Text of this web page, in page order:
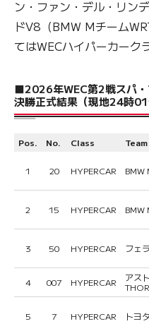
ン・ファン・デル・リン
ドV8（BMW Mチーム
てはWECハイパーカーク
■2026年WEC第2戦スパ・
決勝正式結果（現地24時01
Pos. No. Class Team
1 20 HYPERCAR BMW
2 15 HYPERCAR BMW
3 50 HYPERCAR フェ
4 007 HYPERCAR
アス
5 7 HYPERCAR トヨ